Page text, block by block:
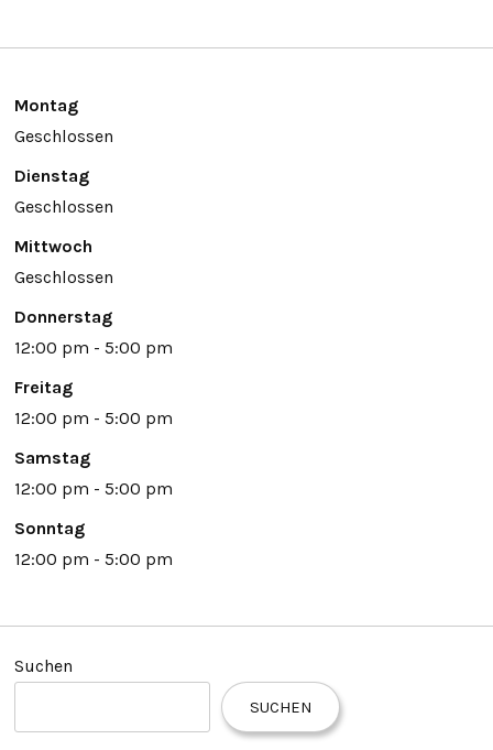
Montag
Geschlossen
Dienstag
Geschlossen
Mittwoch
Geschlossen
Donnerstag
12:00 pm - 5:00 pm
Freitag
12:00 pm - 5:00 pm
Samstag
12:00 pm - 5:00 pm
Sonntag
12:00 pm - 5:00 pm
Suchen
SUCHEN